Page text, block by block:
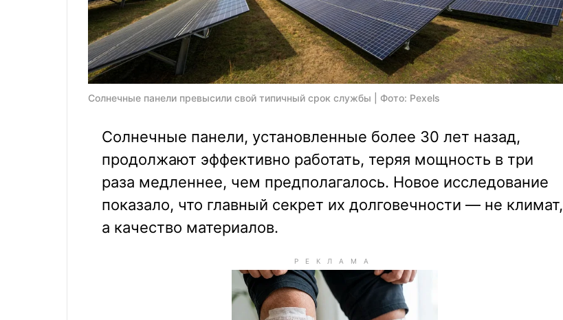
Солнечные панели превысили свой типичный срок службы | Фото: Pexels
Солнечные панели, установленные более 30 лет назад,
продолжают эффективно работать, теряя мощность в три
раза медленнее, чем предполагалось. Новое исследование
показало, что главный секрет их долговечности — не климат,
а качество материалов.